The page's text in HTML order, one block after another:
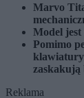
Marvo
Model jest
Pomimo
klawiatury
zaskakują
Reklama